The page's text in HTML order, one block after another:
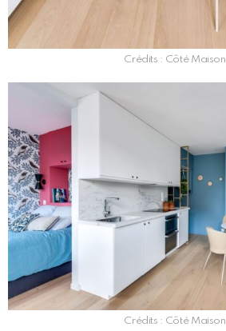
Crédits : Côté Maison
Crédits : Côté Maison